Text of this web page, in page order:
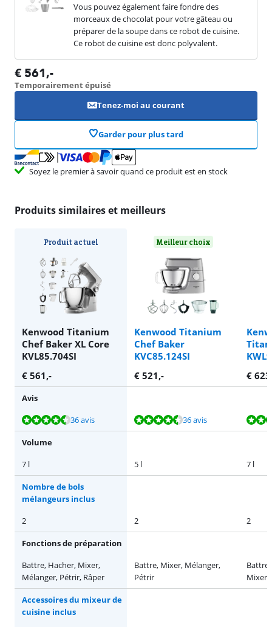
Vous pouvez également faire fondre des
morceaux de chocolat pour votre gâteau ou
préparer de la soupe dans ce robot de cuisine.
Ce robot de cuisine est donc polyvalent.
€ 561,-
Temporairement épuisé
Tenez-moi au courant
Garder pour plus tard
Soyez le premier à savoir quand ce produit est en stock
Produits similaires et meilleurs
Produit actuel
Kenwood Titanium
Chef Baker XL Core
KVL85.704SI
Meilleur choix
Kenwood Titanium
Chef Baker
KVC85.124SI
€ 561,- € 521,- € 623
Avis
La note est de 9,2 sur 10, basée sur 36 avis.
36 avis
La note est de 9,2 sur 10, basée sur 36 avis. 36 avis
La note est de 9,2 sur 10, basée sur 56 avis.
Volume
7 l
5 l 7 l
Nombre de bols
mélangeurs inclus
2
2 2
Fonctions de préparation
Battre, Hacher, Mixer,
Mélanger, Pétrir, Râper
Battre, Mixer, Mélanger,
Pétrir
Mixer,
Accessoires du mixeur de
cuisine inclus